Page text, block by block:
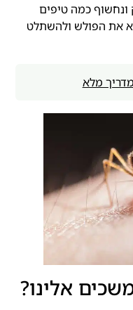
כמה טיפים
את הפולש ולהשתלט
מלא
אלינו?